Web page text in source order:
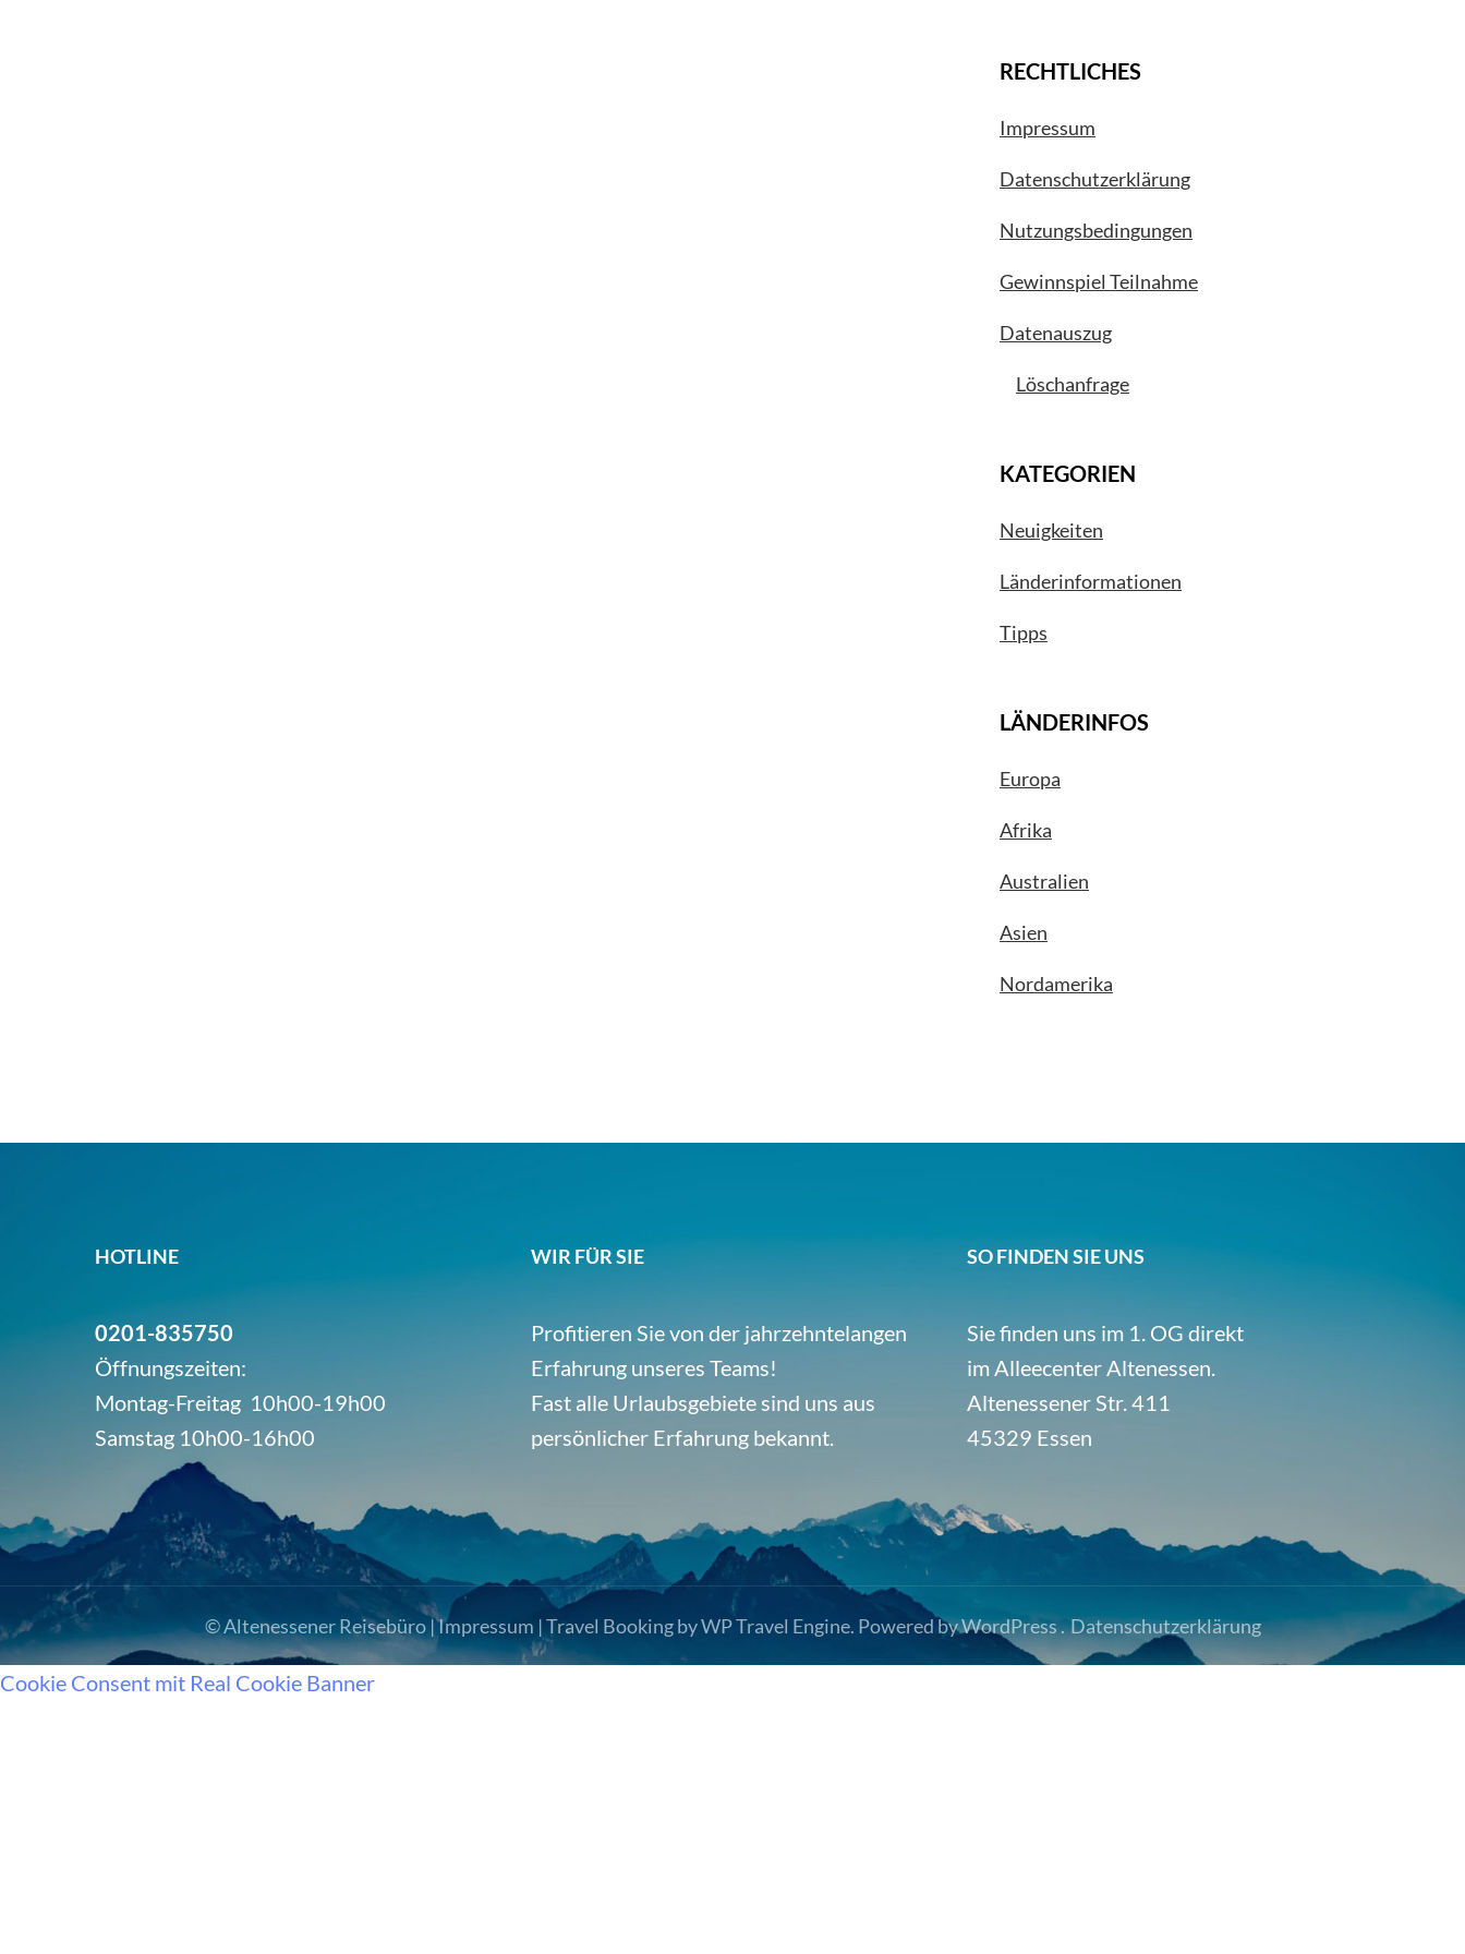
RECHTLICHES
Impressum
Datenschutzerklärung
Nutzungsbedingungen
Gewinnspiel Teilnahme
Datenauszug
Löschanfrage
KATEGORIEN
Neuigkeiten
Länderinformationen
Tipps
LÄNDERINFOS
Europa
Afrika
Australien
Asien
Nordamerika
HOTLINE
0201-835750
Öffnungszeiten:
Montag-Freitag 10h00-19h00
Samstag 10h00-16h00
WIR FÜR SIE
Profitieren Sie von der jahrzehntelangen
Erfahrung unseres Teams!
Fast alle Urlaubsgebiete sind uns aus
persönlicher Erfahrung bekannt.
SO FINDEN SIE UNS
Sie finden uns im 1. OG direkt
im Alleecenter Altenessen.
Altenessener Str. 411
45329 Essen
© Altenessener Reisebüro |Impressum |Travel Booking byWP Travel Engine. Powered byWordPress. Datenschutzerklärung
Cookie Consent mit Real Cookie Banner